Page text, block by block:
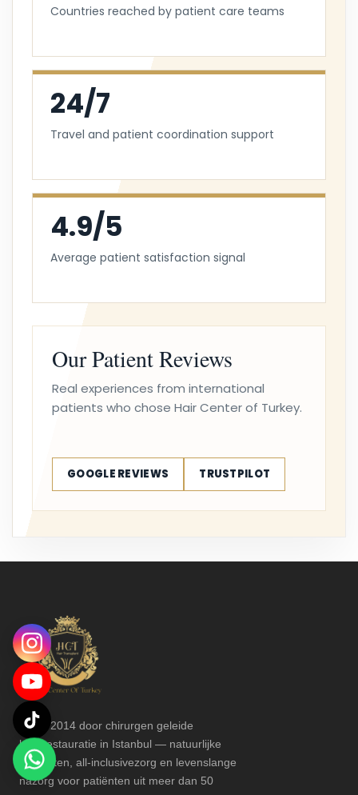
Countries reached by patient care teams
24/7
Travel and patient coordination support
4.9/5
Average patient satisfaction signal
Our Patient Reviews
Real experiences from international
patients who chose Hair Center of Turkey.
GOOGLE REVIEWS TRUSTPILOT
Sinds 2014 door chirurgen geleide
haarrestauratie in Istanbul — natuurlijke
resultaten, all-inclusivezorg en levenslange
nazorg voor patiënten uit meer dan 50